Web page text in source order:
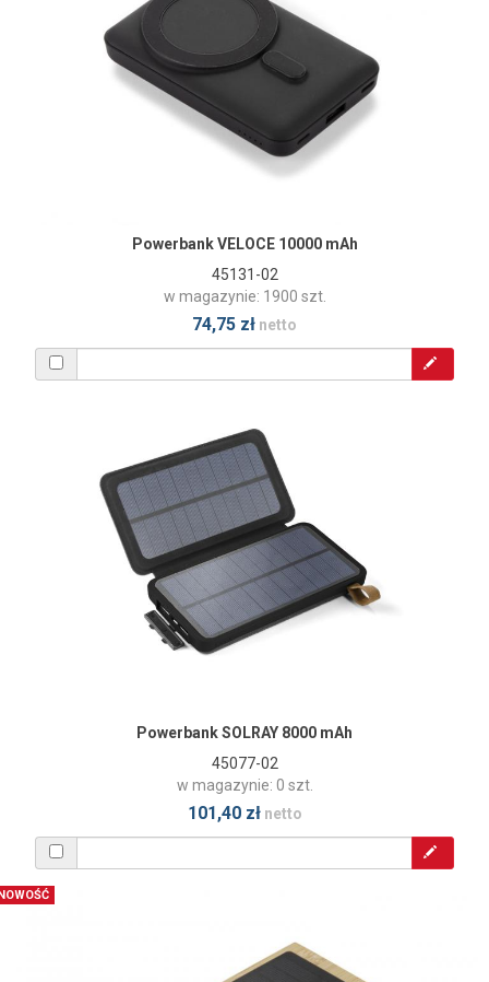
Powerbank VELOCE 10000 mAh
45131-02
w magazynie: 1900 szt.
74,75 zł netto
Powerbank SOLRAY 8000 mAh
45077-02
w magazynie: 0 szt.
101,40 złnetto